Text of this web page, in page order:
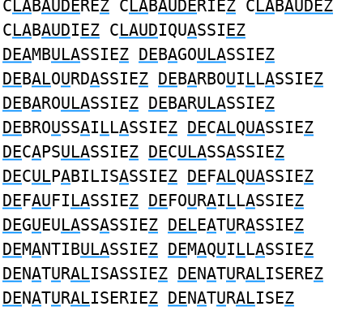
CLABAUDEREZ CLABAUDERIEZ CLABAUDEZ
CLABAUDIEZ CLAUDIQUASSIEZ
DEAMBULASSIEZ DEBAGOULASSIEZ
DEBALOURDASSIEZ DEBARBOUILLASSIEZ
DEBAROULASSIEZ DEBARULASSIEZ
DEBROUSSAILLASSIEZ DECALQUASSIEZ
DECAPSULASSIEZ DECULASSASSIEZ
DECULPABILISASSIEZ DEFALQUASSIEZ
DEFAUFILASSIEZ DEFOURAILLASSIEZ
DEGUEULASSASSIEZ DELEATURASSIEZ
DEMANTIBULASSIEZ DEMAQUILLASSIEZ
DENATURALISASSIEZ DENATURALISEREZ
DENATURALISERIEZ DENATURALISEZ